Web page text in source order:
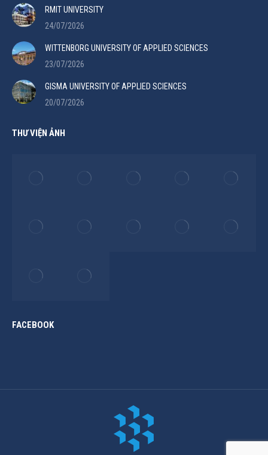
RMIT UNIVERSITY
24/07/2026
WITTENBORG UNIVERSITY OF APPLIED SCIENCES
23/07/2026
GISMA UNIVERSITY OF APPLIED SCIENCES
20/07/2026
THƯ VIỆN ẢNH
FACEBOOK